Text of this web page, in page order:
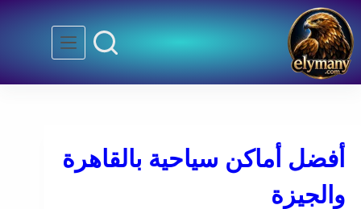
أفضل أماكن سياحية بالقاهرة
والجيزة